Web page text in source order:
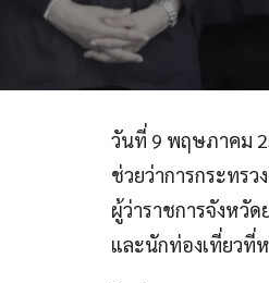
วันที่ 9 พฤษภาคม
ช่วยว่าการกระทร
ผู้ว่าราชการจังหวั
และนักท่องเที่ยวที่